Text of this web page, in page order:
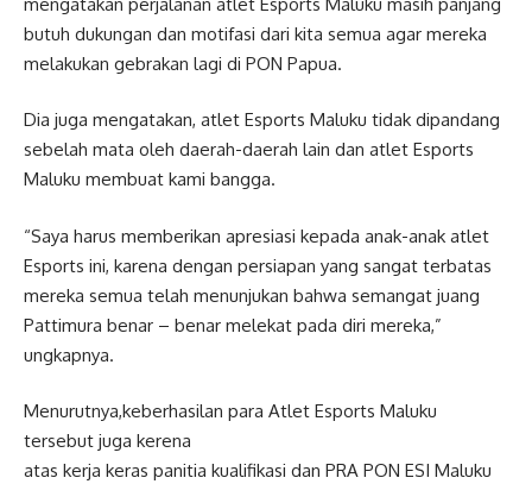
butuh dukungan dan motifasi dari kita semua agar mereka
melakukan gebrakan lagi di PON Papua.
Dia juga mengatakan, atlet Esports Maluku tidak dipandang
sebelah mata oleh daerah-daerah lain dan atlet Esports
Maluku membuat kami bangga.
“Saya harus memberikan apresiasi kepada anak-anak atlet
Esports ini, karena dengan persiapan yang sangat terbatas
mereka semua telah menunjukan bahwa semangat juang
Pattimura benar – benar melekat pada diri mereka,”
ungkapnya.
Menurutnya,keberhasilan para Atlet Esports Maluku
tersebut juga kerena
atas kerja keras panitia kualifikasi dan PRA PON ESI Maluku